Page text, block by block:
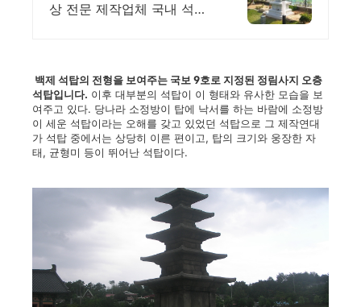
상 전문 제작업체 국내 석조
백제 석탑의 전형을 보여주는 국보 9호로 지정된 정림사지 오층
석탑입니다. 이후 대부분의 석탑이 이 형태와 유사한 모습을 보
여주고 있다. 당나라 소정방이 탑에 낙서를 하는 바람에 소정방
이 세운 석탑이라는 오해를 갖고 있었던 석탑으로 그 제작연대
가 석탑 중에서는 상당히 이른 편이고, 탑의 크기와 웅장한 자
태, 균형미 등이 뛰어난 석탑이다.